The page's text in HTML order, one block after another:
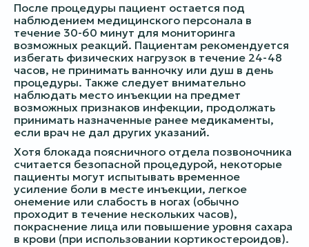
После процедуры пациент остается под
наблюдением медицинского персонала в
течение 30-60 минут для мониторинга
возможных реакций. Пациентам рекомендуется
избегать физических нагрузок в течение 24-48
часов, не принимать ванночку или душ в день
процедуры. Также следует внимательно
наблюдать место инъекции на предмет
возможных признаков инфекции, продолжать
принимать назначенные ранее медикаменты,
если врач не дал других указаний.
Хотя блокада поясничного отдела позвоночника
считается безопасной процедурой, некоторые
пациенты могут испытывать временное
усиление боли в месте инъекции, легкое
онемение или слабость в ногах (обычно
проходит в течение нескольких часов),
покраснение лица или повышение уровня сахара
в крови (при использовании кортикостероидов).